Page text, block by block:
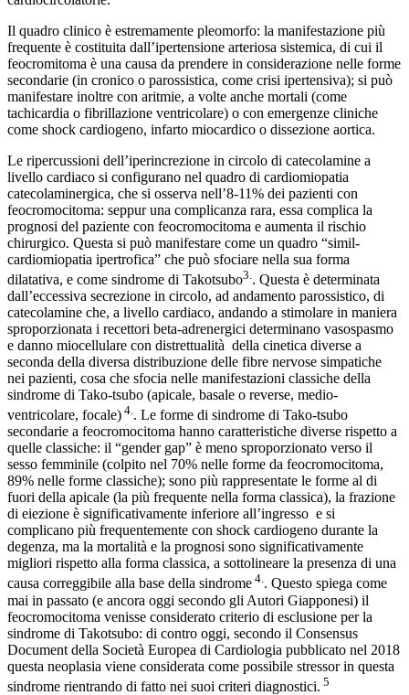
Il quadro clinico è estremamente pleomorfo: la manifestazione più
frequente è costituita dall’ipertensione arteriosa sistemica, di cui il
feocromitoma è una causa da prendere in considerazione nelle forme
secondarie (in cronico o parossistica, come crisi ipertensiva); si può
manifestare inoltre con aritmie, a volte anche mortali (come
tachicardia o fibrillazione ventricolare) o con emergenze cliniche
come shock cardiogeno, infarto miocardico o dissezione aortica.
Le ripercussioni dell’iperincrezione in circolo di catecolamine a
livello cardiaco si configurano nel quadro di cardiomiopatia
catecolaminergica, che si osserva nell’8-11% dei pazienti con
feocromocitoma: seppur una complicanza rara, essa complica la
prognosi del paziente con feocromocitoma e aumenta il rischio
chirurgico. Questa si può manifestare come un quadro “simil-
cardiomiopatia ipertrofica” che può sfociare nella sua forma
dilatativa, e come sindrome di Takotsubo3. . Questa è determinata
dall’eccessiva secrezione in circolo, ad andamento parossistico, di
catecolamine che, a livello cardiaco, andando a stimolare in maniera
sproporzionata i recettori beta-adrenergici determinano vasospasmo
e danno miocellulare con distrettualità della cinetica diverse a
seconda della diversa distribuzione delle fibre nervose simpatiche
nei pazienti, cosa che sfocia nelle manifestazioni classiche della
sindrome di Tako-tsubo (apicale, basale o reverse, medio-
ventricolare, focale) 4. . Le forme di sindrome di Tako-tsubo
secondarie a feocromocitoma hanno caratteristiche diverse rispetto a
quelle classiche: il “gender gap” è meno sproporzionato verso il
sesso femminile (colpito nel 70% nelle forme da feocromocitoma,
89% nelle forme classiche); sono più rappresentate le forme al di
fuori della apicale (la più frequente nella forma classica), la frazione
di eiezione è significativamente inferiore all’ingresso e si
complicano più frequentemente con shock cardiogeno durante la
degenza, ma la mortalità e la prognosi sono significativamente
migliori rispetto alla forma classica, a sottolineare la presenza di una
causa correggibile alla base della sindrome 4.. Questo spiega come
mai in passato (e ancora oggi secondo gli Autori Giapponesi) il
feocromocitoma venisse considerato criterio di esclusione per la
sindrome di Takotsubo: di contro oggi, secondo il Consensus
Document della Società Europea di Cardiologia pubblicato nel 2018
questa neoplasia viene considerata come possibile stressor in questa
sindrome rientrando di fatto nei suoi criteri diagnostici. 5